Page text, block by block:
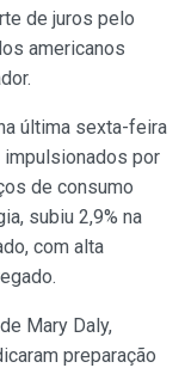
de juros pelo
americanos
última sexta-feira
por
de consumo
subiu 2,9% na
com alta
Mary Daly,
preparação